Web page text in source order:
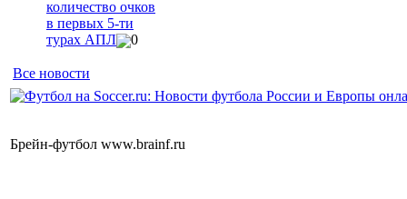
количество очков
в первых 5-ти
турах АПЛ
0
Все новости
Брейн-футбол www.brainf.ru